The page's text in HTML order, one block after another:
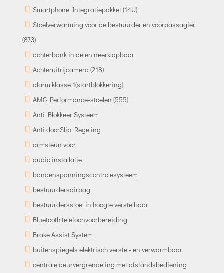
Smartphone Integratiepakket (14U)
Stoelverwarming voor de bestuurder en voorpassagier
(873)
achterbank in delen neerklapbaar
Achteruitrijcamera (218)
alarm klasse 1(startblokkering)
AMG Performance-stoelen (555)
Anti Blokkeer Systeem
Anti doorSlip Regeling
armsteun voor
audio installatie
bandenspanningscontrolesysteem
bestuurdersairbag
bestuurdersstoel in hoogte verstelbaar
Bluetooth telefoonvoorbereiding
Brake Assist System
buitenspiegels elektrisch verstel- en verwarmbaar
centrale deurvergrendeling met afstandsbediening